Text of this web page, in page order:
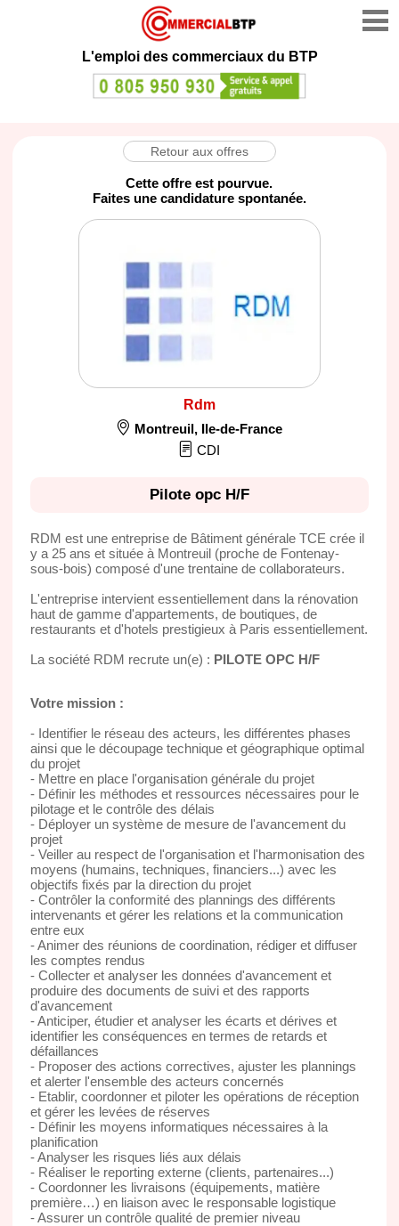
L'emploi des commerciaux du BTP
Retour aux offres
Cette offre est pourvue.
Faites une candidature spontanée.
Rdm
Montreuil, Ile-de-France
CDI
Pilote opc H/F
RDM est une entreprise de Bâtiment générale TCE crée il
y a 25 ans et située à Montreuil (proche de Fontenay-
sous-bois) composé d'une trentaine de collaborateurs.
L'entreprise intervient essentiellement dans la rénovation
haut de gamme d'appartements, de boutiques, de
restaurants et d'hotels prestigieux à Paris essentiellement.
La société RDM recrute un(e) : PILOTE OPC H/F
Votre mission :
- Identifier le réseau des acteurs, les différentes phases
ainsi que le découpage technique et géographique optimal
du projet
- Mettre en place l'organisation générale du projet
- Définir les méthodes et ressources nécessaires pour le
pilotage et le contrôle des délais
- Déployer un système de mesure de l'avancement du
projet
- Veiller au respect de l'organisation et l'harmonisation des
moyens (humains, techniques, financiers...) avec les
objectifs fixés par la direction du projet
- Contrôler la conformité des plannings des différents
intervenants et gérer les relations et la communication
entre eux
- Animer des réunions de coordination, rédiger et diffuser
les comptes rendus
- Collecter et analyser les données d'avancement et
produire des documents de suivi et des rapports
d'avancement
- Anticiper, étudier et analyser les écarts et dérives et
identifier les conséquences en termes de retards et
défaillances
- Proposer des actions correctives, ajuster les plannings
et alerter l'ensemble des acteurs concernés
- Etablir, coordonner et piloter les opérations de réception
et gérer les levées de réserves
- Définir les moyens informatiques nécessaires à la
planification
- Analyser les risques liés aux délais
- Réaliser le reporting externe (clients, partenaires...)
- Coordonner les livraisons (équipements, matière
première…) en liaison avec le responsable logistique
- Assurer un contrôle qualité de premier niveau